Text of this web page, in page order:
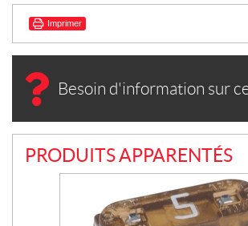
Imprimer
Besoin d'information sur
PRODUITS APPARENTÉS